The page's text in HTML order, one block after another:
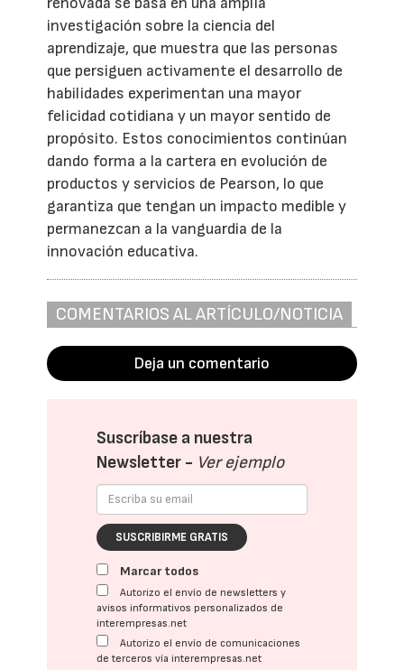
investigación sobre la ciencia del
aprendizaje, que muestra que las personas
que persiguen activamente el desarrollo de
habilidades experimentan una mayor
felicidad cotidiana y un mayor sentido de
propósito. Estos conocimientos continúan
dando forma a la cartera en evolución de
productos y servicios de Pearson, lo que
garantiza que tengan un impacto medible y
permanezcan a la vanguardia de la
innovación educativa.
COMENTARIOS AL ARTÍCULO/NOTICIA
Deja un comentario
Suscríbase a nuestra
Newsletter - Ver ejemplo
SUSCRIBIRME GRATIS
Marcar todos
Autorizo el envío de newsletters y
avisos informativos personalizados de
interempresas.net
Autorizo el envío de comunicaciones
de terceros vía interempresas.net